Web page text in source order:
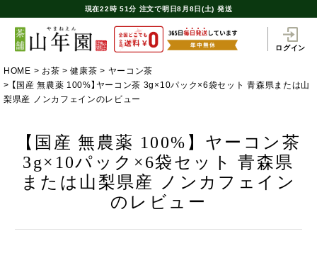
現在22時 51分 注文で明日8月8日(土) 発送
ログイン
HOME お茶 健康茶
ヤーコン茶
【国産 無農薬 100%】ヤーコン茶 3g×10パック×6袋セット 青森県または山
梨県産 ノンカフェインのレビュー
【国産 無農薬 100%】ヤーコン茶
3g×10パック×6袋セット 青森県
または山梨県産 ノンカフェイン
のレビュー